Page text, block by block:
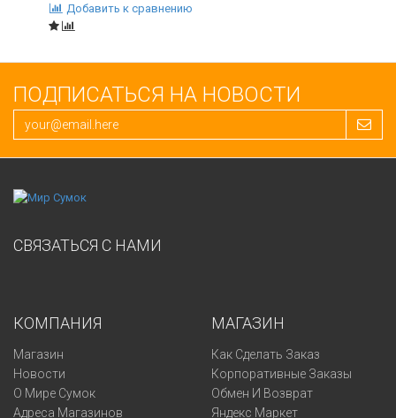
Добавить к сравнению
ПОДПИСАТЬСЯ НА НОВОСТИ
СВЯЗАТЬСЯ С НАМИ
КОМПАНИЯ
Магазин
Новости
О Мире Сумок
Адреса Магазинов
МАГАЗИН
Как Сделать Заказ
Корпоративные Заказы
Обмен И Возврат
Яндекс Маркет